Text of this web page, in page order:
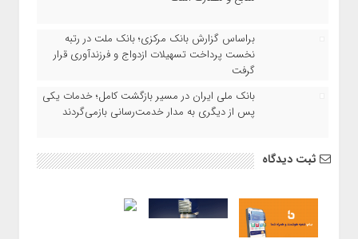
براساس گزارش بانک مرکزی؛ بانک ملت در رتبه
نخست پرداخت تسهیلات ازدواج و فرزندآوری قرار
گرفت
بانک ملی ایران در مسیر بازگشت کامل؛ خدمات یکی
پس از دیگری به مدار خدمت‌رسانی بازمی‌گردند
ثبت دیدگاه